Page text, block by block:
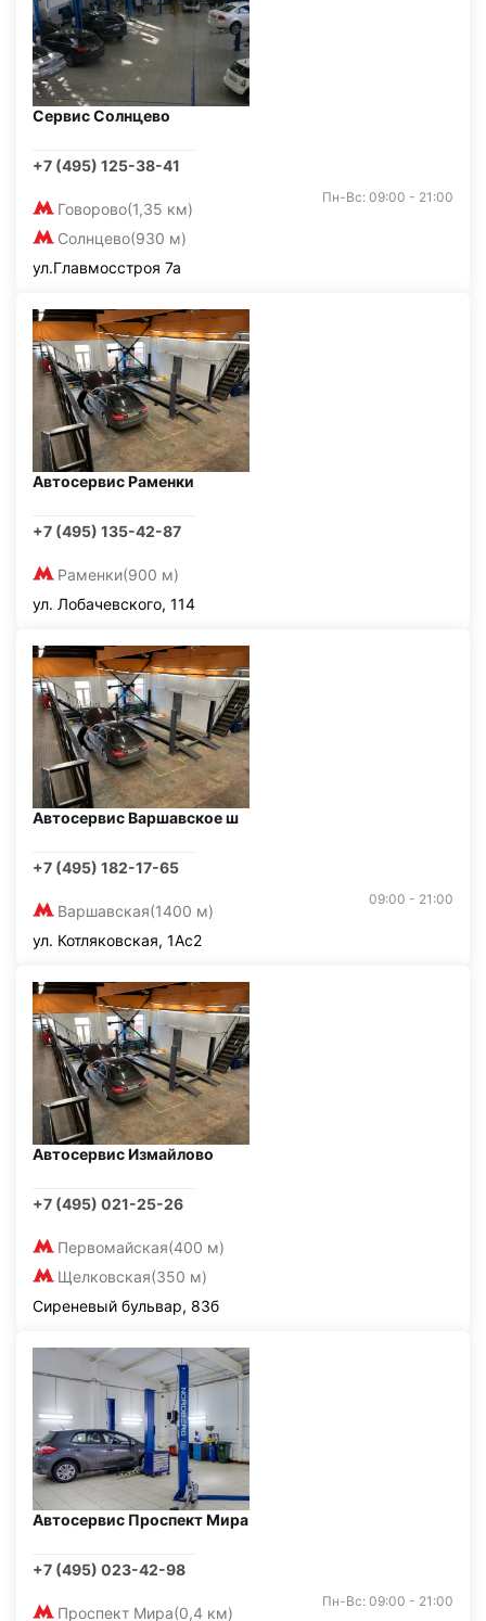
Сервис Солнцево
+7 (495) 125-38-41
Говорово(1,35 км)
Солнцево(930 м)
Пн-Вс: 09:00 - 21:00
ул.Главмосстроя 7а
Автосервис Раменки
+7 (495) 135-42-87
Раменки(900 м)
ул. Лобачевского, 114
Автосервис Варшавское ш
+7 (495) 182-17-65
Варшавская(1400 м)
09:00 - 21:00
ул. Котляковская, 1Ас2
Автосервис Измайлово
+7 (495) 021-25-26
Первомайская(400 м)
Щелковская(350 м)
Сиреневый бульвар, 83б
Автосервис Проспект Мира
+7 (495) 023-42-98
Проспект Мира(0,4 км)
Пн-Вс: 09:00 - 21:00